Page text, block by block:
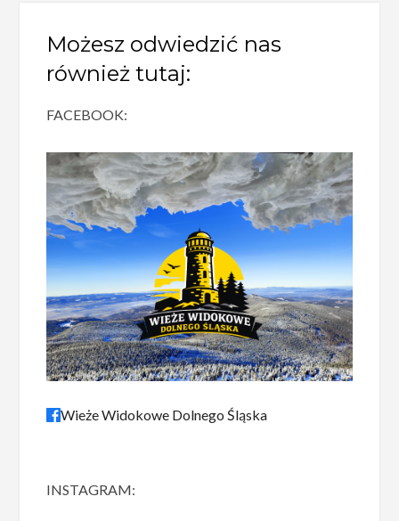
Możesz odwiedzić nas
również tutaj:
FACEBOOK:
Wieże Widokowe Dolnego Śląska
INSTAGRAM: